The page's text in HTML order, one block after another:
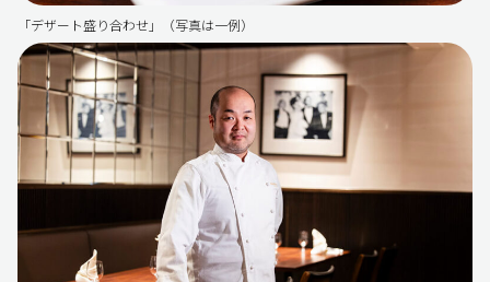
「デザート盛り合わせ」（写真は一例）